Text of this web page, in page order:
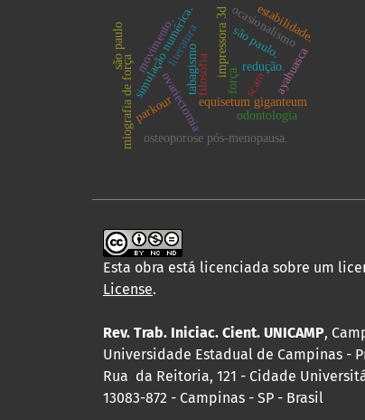
impressora 3d
scara
simulação numérica.
equisetum giganteum
ovariectomia
osteoporose pós-menopausa.
miografia de força ayahuasca
tabagismo redução.
ocasionalismo
força
movimento.
odontologia
parkour
são paulo.
literatura
filosofia
estabilidade.
são paulo
Esta obra está licenciada sobre um
License.
Rev. Trab. Iniciac. Cient. UNICAMP,
Universidade Estadual de Campinas -
Rua da Reitoria, 121 - Cidade
13083-872 - Campinas - SP - Brasil